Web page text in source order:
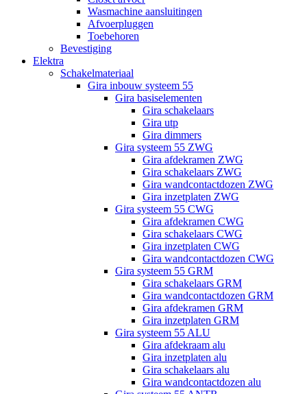
Wasmachine aansluitingen
Afvoerpluggen
Toebehoren
Bevestiging
Elektra
Schakelmateriaal
Gira inbouw systeem 55
Gira basiselementen
Gira schakelaars
Gira utp
Gira dimmers
Gira systeem 55 ZWG
Gira afdekramen ZWG
Gira schakelaars ZWG
Gira wandcontactdozen ZWG
Gira inzetplaten ZWG
Gira systeem 55 CWG
Gira afdekramen CWG
Gira schakelaars CWG
Gira inzetplaten CWG
Gira wandcontactdozen CWG
Gira systeem 55 GRM
Gira schakelaars GRM
Gira wandcontactdozen GRM
Gira afdekramen GRM
Gira inzetplaten GRM
Gira systeem 55 ALU
Gira afdekraam alu
Gira inzetplaten alu
Gira schakelaars alu
Gira wandcontactdozen alu